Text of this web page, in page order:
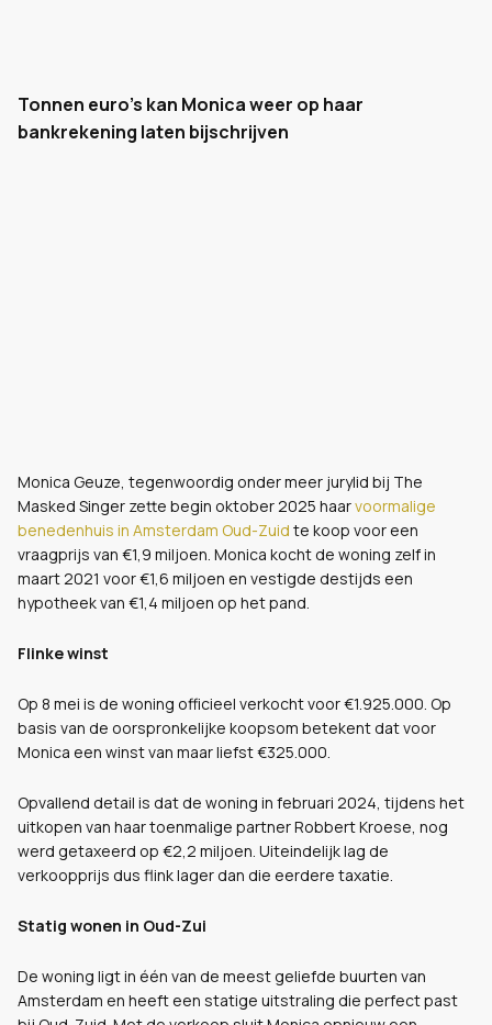
Tonnen euro's kan Monica weer op haar
bankrekening laten bijschrijven
Monica Geuze, tegenwoordig onder meer jurylid bij The
Masked Singer zette begin oktober 2025 haarvoormalige
benedenhuis in Amsterdam Oud-Zuid te koop voor een
vraagprijs van €1,9 miljoen. Monica kocht de woning zelf in
maart 2021 voor €1,6 miljoen en vestigde destijds een
hypotheek van €1,4 miljoen op het pand.
Flinke winst
Op 8 mei is de woning officieel verkocht voor €1.925.000. Op
basis van de oorspronkelijke koopsom betekent dat voor
Monica een winst van maar liefst €325.000.
Opvallend detail is dat de woning in februari 2024, tijdens het
uitkopen van haar toenmalige partner Robbert Kroese, nog
werd getaxeerd op €2,2 miljoen. Uiteindelijk lag de
verkoopprijs dus flink lager dan die eerdere taxatie.
Statig wonen in Oud-Zui
De woning ligt in één van de meest geliefde buurten van
Amsterdam en heeft een statige uitstraling die perfect past